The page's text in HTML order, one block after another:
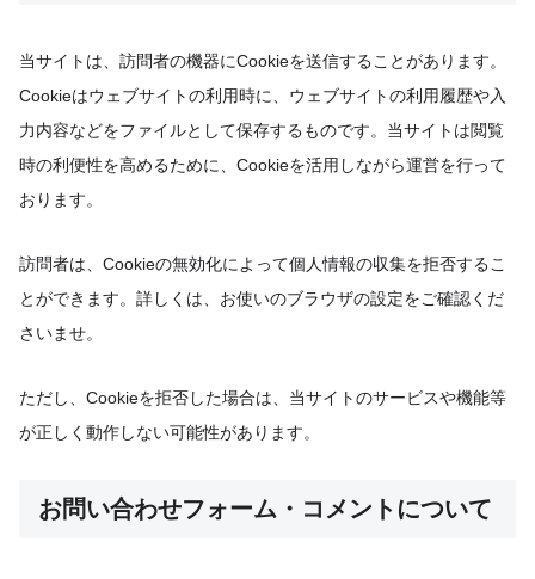
当サイトは、訪問者の機器にCookieを送信することがあります。
Cookieはウェブサイトの利用時に、ウェブサイトの利用履歴や入
力内容などをファイルとして保存するものです。当サイトは閲覧
時の利便性を高めるために、Cookieを活用しながら運営を行って
おります。
訪問者は、Cookieの無効化によって個人情報の収集を拒否するこ
とができます。詳しくは、お使いのブラウザの設定をご確認くだ
さいませ。
ただし、Cookieを拒否した場合は、当サイトのサービスや機能等
が正しく動作しない可能性があります。
お問い合わせフォーム・コメントについて